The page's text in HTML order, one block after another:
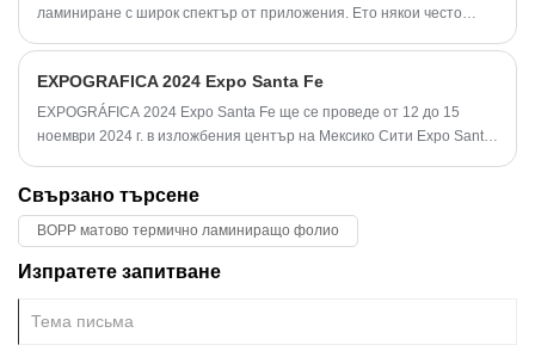
разпространено, носейки повече удобство и комфорт в живота ни.
ламиниране с широк спектър от приложения. Ето някои често
EXPOGRAFICA 2024 Expo Santa Fe
EXPOGRÁFICA 2024 Expo Santa Fe ще се проведе от 12 до 15
ноември 2024 г. в изложбения център на Мексико Сити Expo Santa
дистрибуторите на печатарската индустрия, с изложбена площ от
около 22 000 квадратни метра.
Свързано търсене
BOPP матово термично ламиниращо фолио
Изпратете запитване